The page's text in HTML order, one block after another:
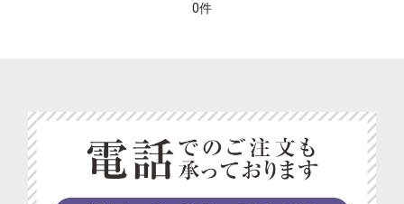
ドライフルーツ＆ナッツ
ジェラート＆アイス
ベジアレンジメント
ベジターレ グルテンフリーの米粉スイーツ特集
ベジターレ コーディアル特集
0件